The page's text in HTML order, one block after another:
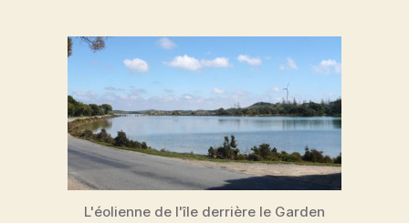
L'éolienne de l'île derrière le Garden